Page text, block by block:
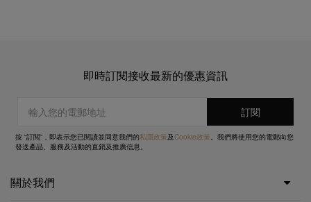
即時訂閱接收最新的優惠資訊
按 “訂閱”，即表示您已閱讀並同意我們的私隱政策及Cookie政策。我們將使用您的電郵向您
發送產品、服務及活動的直銷及推廣信息。
關於我們